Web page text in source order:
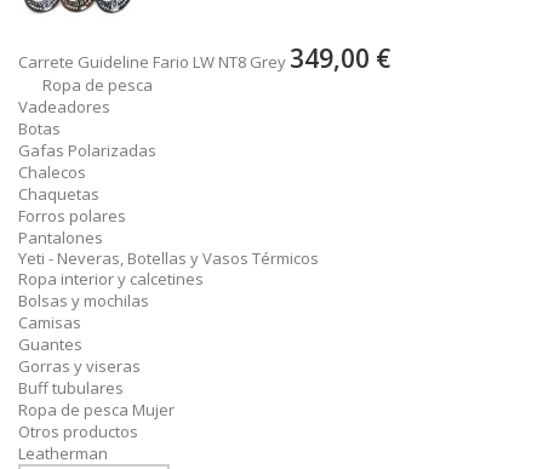
Carrete Guideline Fario LW NT8 Grey 349,00 €
Ropa de pesca
Vadeadores
Botas
Gafas Polarizadas
Chalecos
Chaquetas
Forros polares
Pantalones
Yeti - Neveras, Botellas y Vasos Térmicos
Ropa interior y calcetines
Bolsas y mochilas
Camisas
Guantes
Gorras y viseras
Buff tubulares
Ropa de pesca Mujer
Otros productos
Leatherman